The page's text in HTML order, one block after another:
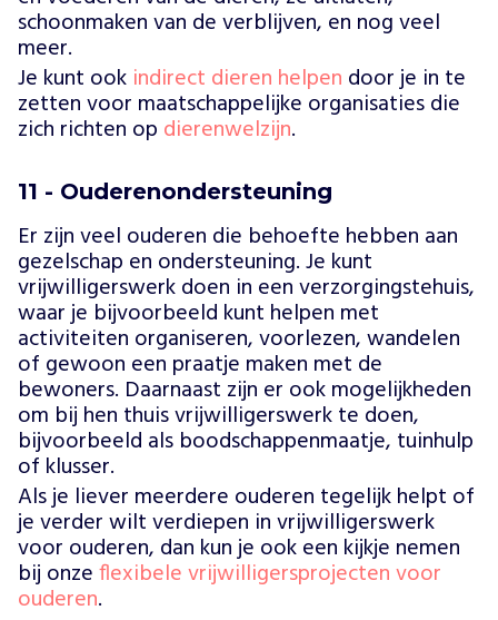
schoonmaken van de verblijven, en nog veel
meer.
Je kunt ook indirect dieren helpen door je in te
zetten voor maatschappelijke organisaties die
zich richten op dierenwelzijn.
11 - Ouderenondersteuning
Er zijn veel ouderen die behoefte hebben aan
gezelschap en ondersteuning. Je kunt
vrijwilligerswerk doen in een verzorgingstehuis,
waar je bijvoorbeeld kunt helpen met
activiteiten organiseren, voorlezen, wandelen
of gewoon een praatje maken met de
bewoners. Daarnaast zijn er ook mogelijkheden
om bij hen thuis vrijwilligerswerk te doen,
bijvoorbeeld als boodschappenmaatje, tuinhulp
of klusser.
Als je liever meerdere ouderen tegelijk helpt of
je verder wilt verdiepen in vrijwilligerswerk
voor ouderen, dan kun je ook een kijkje nemen
bij onzeflexibele vrijwilligersprojecten voor
ouderen.